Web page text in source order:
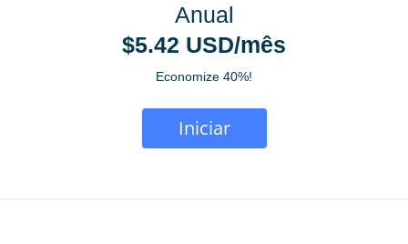
Anual
$5.42 USD/mês
Economize 40%!
Iniciar